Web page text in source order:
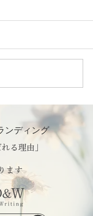
ンディング
る理由」
ます
ルなコーポレー